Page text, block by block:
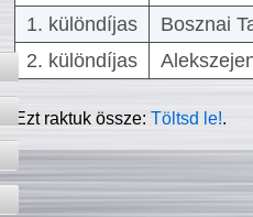
1. különdíjas
Bosznai
2. különdíjas
Ezt raktuk össze:Töltsd le!.